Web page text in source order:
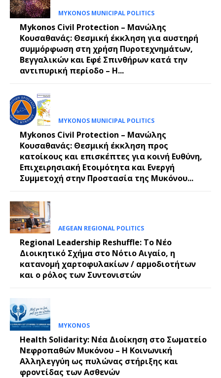
MYKONOS MUNICIPAL POLITICS
Mykonos Civil Protection – Μανώλης
Κουσαθανάς: Θεσμική έκκληση για αυστηρή
συμμόρφωση στη χρήση Πυροτεχνημάτων,
Βεγγαλικών και Εφέ Σπινθήρων κατά την
αντιπυρική περίοδο – Η...
MYKONOS MUNICIPAL POLITICS
Mykonos Civil Protection – Μανώλης
Κουσαθανάς: Θεσμική έκκληση προς
κατοίκους και επισκέπτες για κοινή Ευθύνη,
Επιχειρησιακή Ετοιμότητα και Ενεργή
Συμμετοχή στην Προστασία της Μυκόνου...
AEGEAN REGIONAL POLITICS
Regional Leadership Reshuffle: Το Νέο
Διοικητικό Σχήμα στο Νότιο Αιγαίο, η
κατανομή χαρτοφυλακίων / αρμοδιοτήτων
και ο ρόλος των Συντονιστών
MYKONOS
Health Solidarity: Νέα Διοίκηση στο Σωματείο
Νεφροπαθών Μυκόνου – Η Κοινωνική
Αλληλεγγύη ως πυλώνας στήριξης και
φροντίδας των Ασθενών